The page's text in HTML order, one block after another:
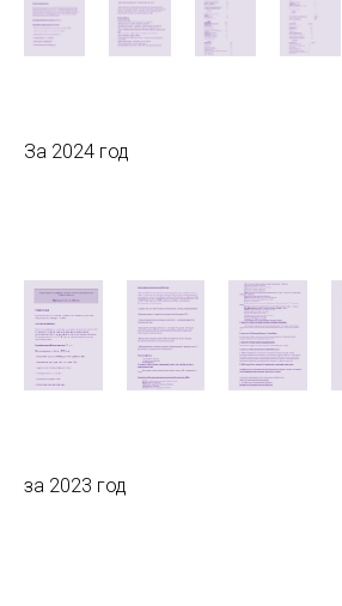
За 2024 год
за 2023 год